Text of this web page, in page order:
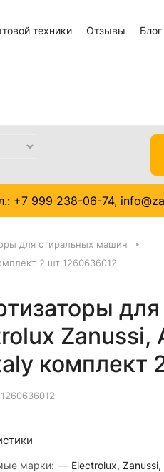
техники Отзывы Блог
+7 999 238-06-74,
для стиральных машин
2 шт 1260636012
Zanussi,
комплект
1260636012
марки: — Electrolux, Zanussi,